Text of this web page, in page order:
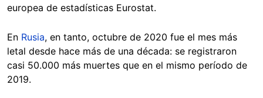
europea de estadísticas Eurostat.
En Rusia, en tanto, octubre de 2020 fue el mes más
letal desde hace más de una década: se registraron
casi 50.000 más muertes que en el mismo período de
2019.